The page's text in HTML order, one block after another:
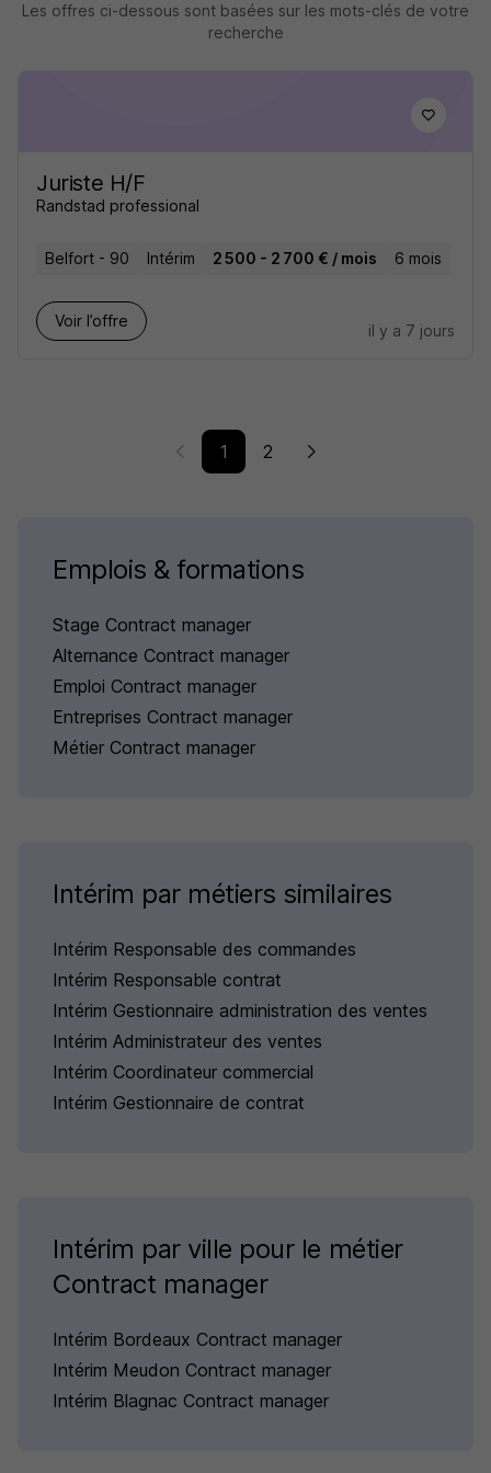
Les offres ci-dessous sont basées sur les mots-clés de votre
recherche
Juriste H/F
Randstad professional
Belfort - 90 Intérim 2 500 - 2 700 € / mois 6 mois
Voir l’offre
il y a 7 jours
1 2
Emplois & formations
Stage Contract manager
Alternance Contract manager
Emploi Contract manager
Entreprises Contract manager
Métier Contract manager
Intérim par métiers similaires
Intérim Responsable des commandes
Intérim Responsable contrat
Intérim Gestionnaire administration des ventes
Intérim Administrateur des ventes
Intérim Coordinateur commercial
Intérim Gestionnaire de contrat
Intérim par ville pour le métier
Contract manager
Intérim Bordeaux Contract manager
Intérim Meudon Contract manager
Intérim Blagnac Contract manager